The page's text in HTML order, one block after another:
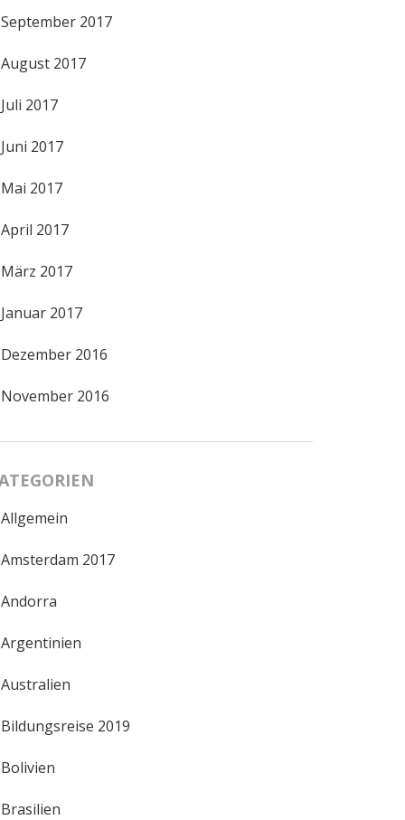
September 2017
August 2017
Juli 2017
Juni 2017
Mai 2017
April 2017
März 2017
Januar 2017
Dezember 2016
November 2016
Allgemein
Amsterdam 2017
Andorra
Argentinien
Australien
Bildungsreise 2019
Bolivien
Brasilien